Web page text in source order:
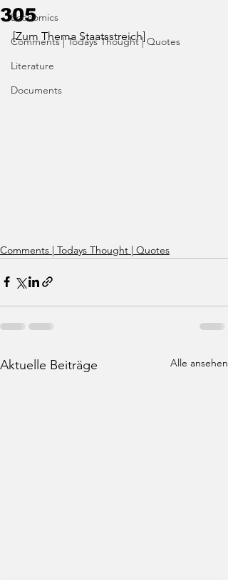
Economics
Comments | Todays Thought | Quotes
Literature
Documents
305
[Zum Thema Staatsstreich]
Comments | Todays Thought | Quotes
Aktuelle Beiträge Alle ansehen